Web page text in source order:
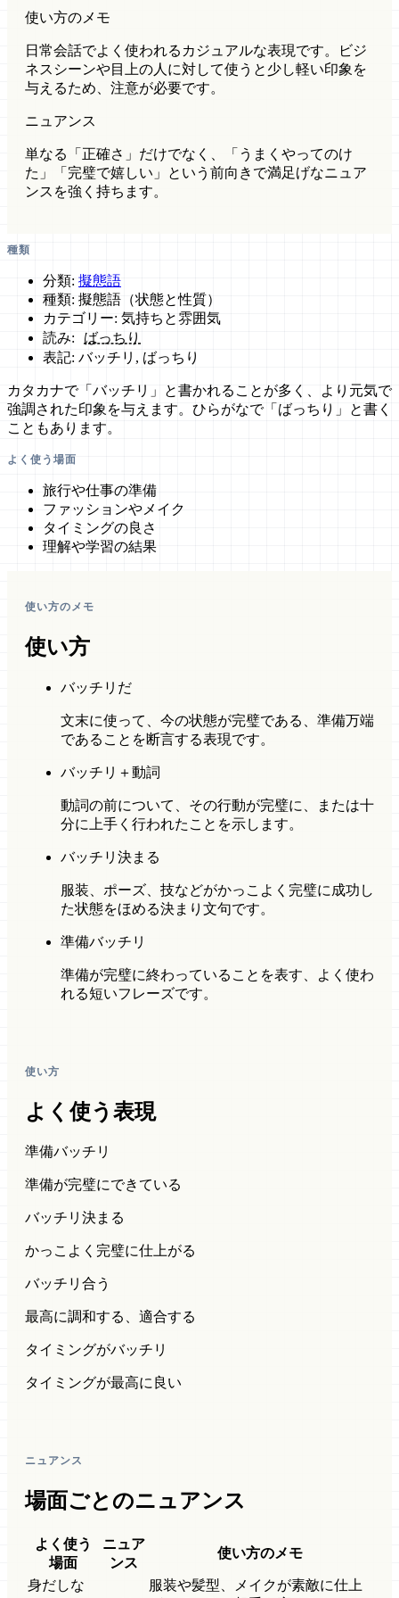
使い方のメモ
日常会話でよく使われるカジュアルな表現です。ビジ
ネスシーンや目上の人に対して使うと少し軽い印象を
与えるため、注意が必要です。
ニュアンス
単なる「正確さ」だけでなく、「うまくやってのけ
た」「完璧で嬉しい」という前向きで満足げなニュア
ンスを強く持ちます。
種類
分類: 擬態語
種類: 擬態語（状態と性質）
カテゴリー: 気持ちと雰囲気
読み:
ばっちり
表記: バッチリ, ばっちり
カタカナで「バッチリ」と書かれることが多く、より元気で
強調された印象を与えます。ひらがなで「ばっちり」と書く
こともあります。
よく使う場面
旅行や仕事の準備
ファッションやメイク
タイミングの良さ
理解や学習の結果
使い方のメモ
使い方
バッチリだ
文末に使って、今の状態が完璧である、準備万端
であることを断言する表現です。
バッチリ＋動詞
動詞の前について、その行動が完璧に、または十
分に上手く行われたことを示します。
バッチリ決まる
服装、ポーズ、技などがかっこよく完璧に成功し
た状態をほめる決まり文句です。
準備バッチリ
準備が完璧に終わっていることを表す、よく使わ
れる短いフレーズです。
使い方
よく使う表現
準備バッチリ
準備が完璧にできている
バッチリ決まる
かっこよく完璧に仕上がる
バッチリ合う
最高に調和する、適合する
タイミングがバッチリ
タイミングが最高に良い
ニュアンス
場面ごとのニュアンス
よく使う
場面
ニュア
ンス
使い方のメモ
身だしな
服装や髪型、メイクが素敵に仕上